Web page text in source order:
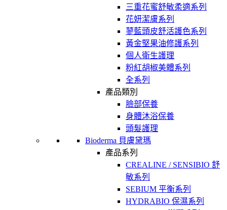
三重花蜜舒敏柔適系列
花妍潔膚系列
蓼藍頭皮舒活護色系列
黃金堅果油修護系列
個人衛生護理
粉紅胡椒美體系列
全系列
產品類別
臉部保養
身體沐浴保養
頭髮護理
Bioderma 貝膚黛瑪
產品系列
CREALINE / SENSIBIO 舒
敏系列
SEBIUM 平衡系列
HYDRABIO 保濕系列